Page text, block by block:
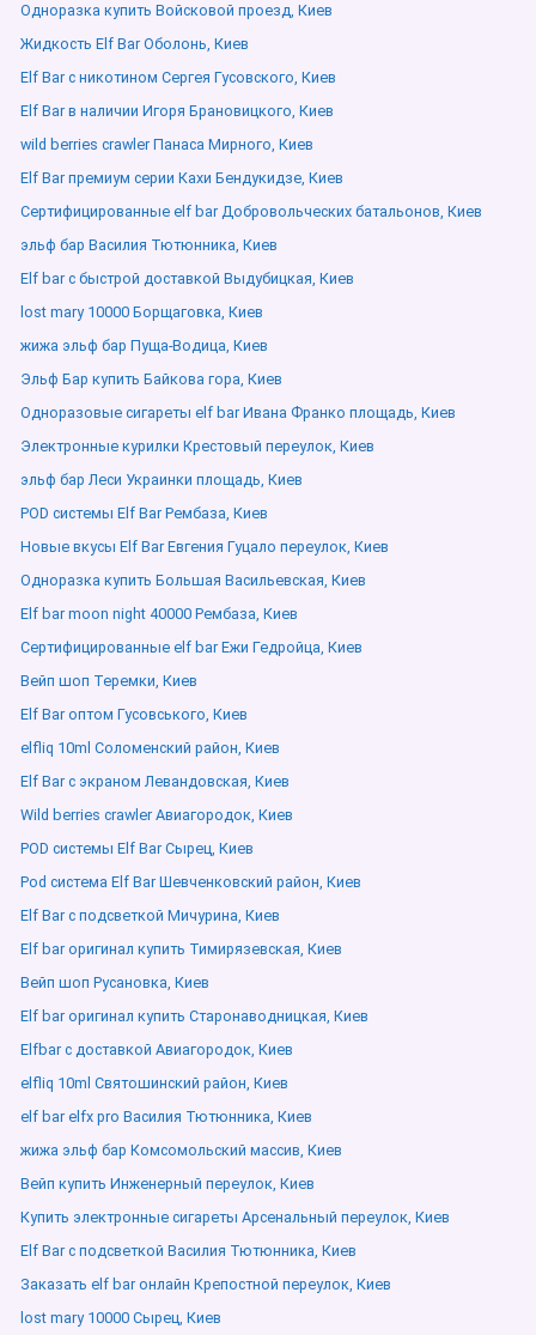
Одноразка купить Войсковой проезд, Киев
Жидкость Elf Bar Оболонь, Киев
Elf Bar с никотином Сергея Гусовского, Киев
Elf Bar в наличии Игоря Брановицкого, Киев
wild berries crawler Панаса Мирного, Киев
Elf Bar премиум серии Кахи Бендукидзе, Киев
Сертифицированные elf bar Добровольческих батальонов, Киев
эльф бар Василия Тютюнника, Киев
Elf bar с быстрой доставкой Выдубицкая, Киев
lost mary 10000 Борщаговка, Киев
жижа эльф бар Пуща-Водица, Киев
Эльф Бар купить Байкова гора, Киев
Одноразовые сигареты elf bar Ивана Франко площадь, Киев
Электронные курилки Крестовый переулок, Киев
эльф бар Леси Украинки площадь, Киев
POD системы Elf Bar Рембаза, Киев
Новые вкусы Elf Bar Евгения Гуцало переулок, Киев
Одноразка купить Большая Васильевская, Киев
Elf bar moon night 40000 Рембаза, Киев
Сертифицированные elf bar Ежи Гедройца, Киев
Вейп шоп Теремки, Киев
Elf Bar оптом Гусовського, Киев
elfliq 10ml Соломенский район, Киев
Elf Bar с экраном Левандовская, Киев
Wild berries crawler Авиагородок, Киев
POD системы Elf Bar Сырец, Киев
Pod система Elf Bar Шевченковский район, Киев
Elf Bar с подсветкой Мичурина, Киев
Elf bar оригинал купить Тимирязевская, Киев
Вейп шоп Русановка, Киев
Elf bar оригинал купить Старонаводницкая, Киев
Elfbar с доставкой Авиагородок, Киев
elfliq 10ml Святошинский район, Киев
elf bar elfx pro Василия Тютюнника, Киев
жижа эльф бар Комсомольский массив, Киев
Вейп купить Инженерный переулок, Киев
Купить электронные сигареты Арсенальный переулок, Киев
Elf Bar с подсветкой Василия Тютюнника, Киев
Заказать elf bar онлайн Крепостной переулок, Киев
lost mary 10000 Сырец, Киев